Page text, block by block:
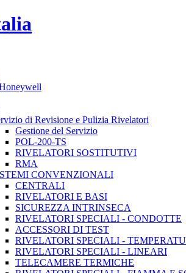
di Revisione e Pulizia Rivelatori
Gestione del Servizio
POL-200-TS
RIVELATORI SOSTITUTIVI
RMA
CONVENZIONALI
CENTRALI
RIVELATORI E BASI
SICUREZZA INTRINSECA
RIVELATORI SPECIALI - CONDOTTE
ACCESSORI DI TEST
RIVELATORI SPECIALI -
RIVELATORI SPECIALI - LINEARI
TELECAMERE TERMICHE